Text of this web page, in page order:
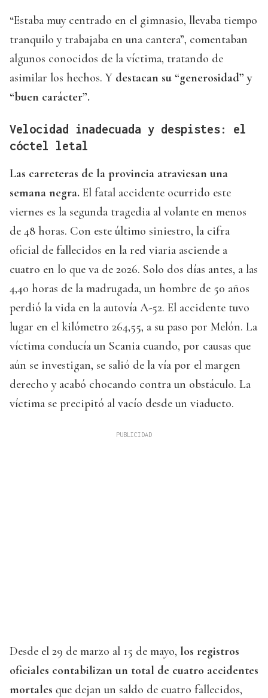
“Estaba muy centrado en el gimnasio, llevaba tiempo
tranquilo y trabajaba en una cantera”, comentaban
algunos conocidos de la víctima, tratando de
asimilar los hechos. Y destacan su “generosidad” y
“buen carácter”.
Velocidad inadecuada y despistes: el
cóctel letal
Las carreteras de la provincia atraviesan una
semana negra. El fatal accidente ocurrido este
viernes es la segunda tragedia al volante en menos
de 48 horas. Con este último siniestro, la cifra
oficial de fallecidos en la red viaria asciende a
cuatro en lo que va de 2026. Solo dos días antes, a las
4,40 horas de la madrugada, un hombre de 50 años
perdió la vida en la autovía A-52. El accidente tuvo
lugar en el kilómetro 264,55, a su paso por Melón. La
víctima conducía un Scania cuando, por causas que
aún se investigan, se salió de la vía por el margen
derecho y acabó chocando contra un obstáculo. La
víctima se precipitó al vacío desde un viaducto.
Desde el 29 de marzo al 15 de mayo, los registros
oficiales contabilizan un total de cuatro accidentes
mortales que dejan un saldo de cuatro fallecidos,